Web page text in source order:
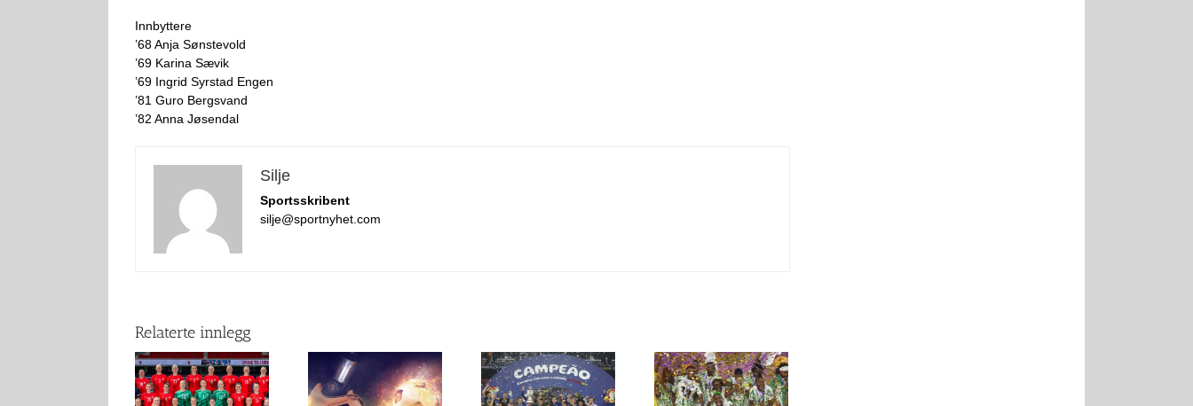
Innbyttere
’68 Anja Sønstevold
’69 Karina Sævik
’69 Ingrid Syrstad Engen
’81 Guro Bergsvand
’82 Anna Jøsendal
Silje
Sportsskribent
silje@sportnyhet.com
Relaterte innlegg